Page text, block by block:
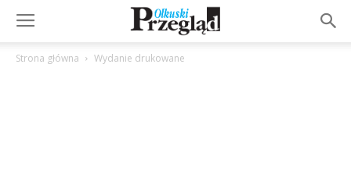
Strona główna Wydanie drukowane